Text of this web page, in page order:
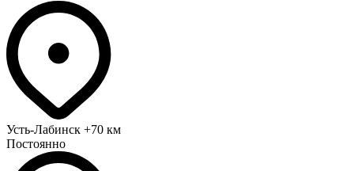
Усть-Лабинск +70 км
Постоянно